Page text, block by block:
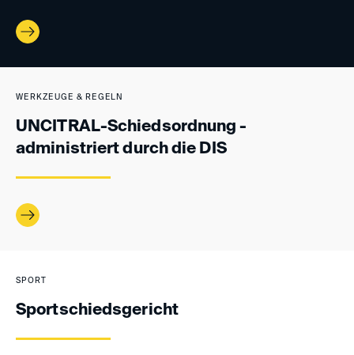
WERKZEUGE & REGELN
UNCITRAL-Schiedsordnung -
administriert durch die DIS
SPORT
Sportschiedsgericht